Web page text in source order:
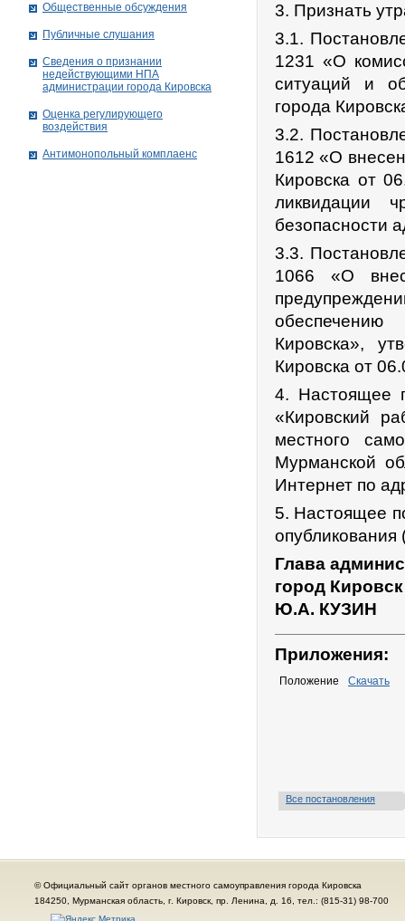
3. Признать
3.1.
1231 «О
ситуаций и
города
3.2.
1612 «О
Кировска от
ликвидации
безопасности
3.3.
1066 «О
обеспечению
Кировска»,
Кировска от
4. Настоящее
«Кировский
местного
Мурманской
Интернет по
5. Настоящее
опубликования
Глава
город
Ю.А. КУЗИН
Приложения:
Положение Скачать
Все постановления
Общественные обсуждения
Публичные слушания
Сведения о признании
недействующими НПА
администрации города Кировскa
Оценка регулирующего
воздействия
Антимонопольный комплаенс
© Официальный сайт органов местного самоуправления города Кировска
184250, Мурманская область, г. Кировск, пр. Ленина, д. 16, тел.: (815-31) 98-700